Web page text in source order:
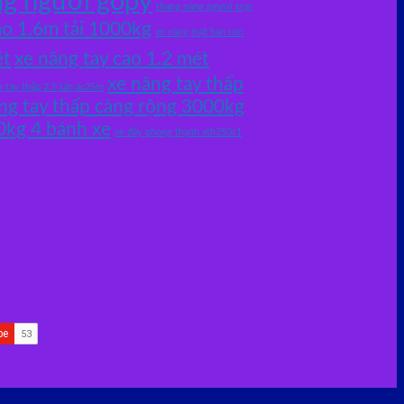
thang nâng người trục
1.6m tải 1000kg xe nâng mặt bàn con
xe nâng tay cao 1.2 mét
tay thấp 2.5 tấn ac25m xe nâng tay thấp
tay thấp càng rộng 3000kg
4 bánh xe xe đẩy phong thạnh xth250s1